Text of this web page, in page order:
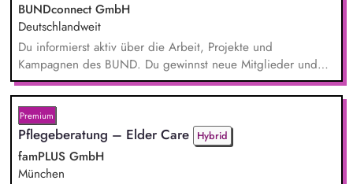
BUNDconnect GmbH
Deutschlandweit
Du informierst aktiv über die Arbeit, Projekte und
Kampagnen des BUND. Du gewinnst neue Mitglieder und
stärkst damit langfristig den Umwelt- und Naturschutz. Du
beantwortest Fragen zu Umwelt-, Arten- und Klimaschutz nach
bestem Wissen und Gewissen. Du unterstützt Kampagnen
und Aktionen, beispielsweise durch das Sammeln von
Unterschriften für Petitionen.
Premium
Pflegeberatung – Elder Care Hybrid
famPLUS GmbH
München